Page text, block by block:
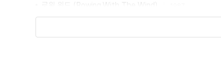
로윙 윈드 (Rowing With The Wind)
메리 포핀스 (Mary Poppins) 1964